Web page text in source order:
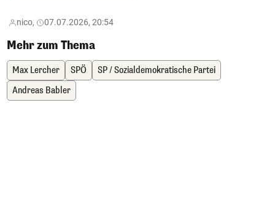
nico, 07.07.2026, 20:54
Mehr zum Thema
Max Lercher SPÖ
SP / Sozialdemokratische Partei
Andreas Babler